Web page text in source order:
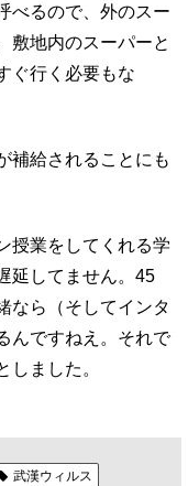
べるので、外のスー
敷地内のスーパーと
ぐ行く必要もな
補給されることにも
授業をしてくれる学
延してません。45
なら（そしてインタ
んですねえ。それで
しました。
武漢ウィルス